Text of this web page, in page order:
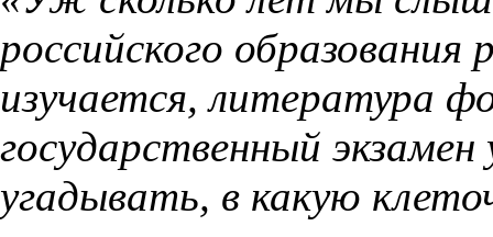
российского образования
изучается, литература
государственный
угадывать, в какую